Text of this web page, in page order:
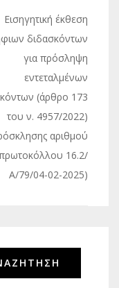
Εισηγητική έκθεση
διδασκόντων
για πρόσληψη
εντεταλμένων
(άρθρο 173
του ν. 4957/2022)
αριθμού
16.2/
Α/79/04-02-2025)